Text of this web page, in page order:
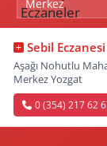
Sebil Eczanesi
Aşağı Nohutlu
Merkez Yozgat
0 (354) 217 62